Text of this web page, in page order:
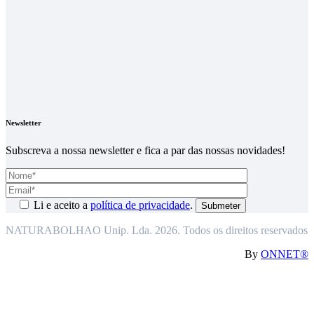
Newsletter
Subscreva a nossa newsletter e fica a par das nossas novidades!
Li e aceito a política de privacidade.
NATURABOLHAO Unip. Lda. 2026. Todos os direitos reservados
By ONNET®